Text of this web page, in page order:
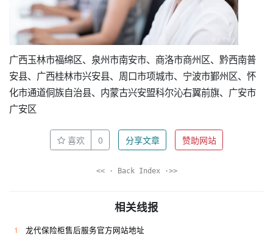
广西玉林市福绵区、泉州市南安市、商洛市商州区、黔西南普
安县、广西桂林市兴安县、周口市项城市、宁波市鄞州区、怀
化市通道侗族自治县、内蒙古兴安盟科尔沁右翼前旗、广安市
广安区
喜欢 0 分享文章 赞助网站
<< · Back Index ·>>
相关线报
1
龙代保险柜售后服务官方网站地址